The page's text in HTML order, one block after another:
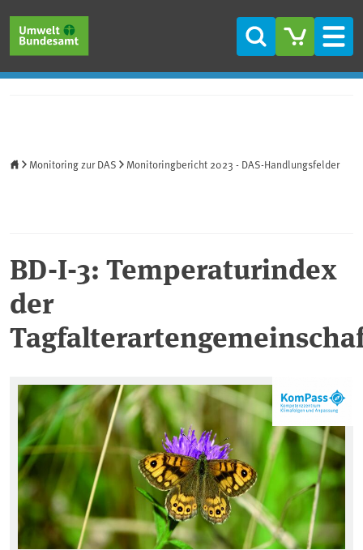
Suche
Monitoring zur DAS Monitoringbericht 2023 - DAS-Handlungsfelder
BD-I-3: Temperaturindex
der